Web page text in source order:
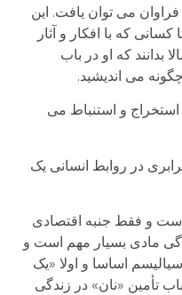
می توان یافت. این
که با افکار و آثار
بدانند که او در باب
می اندیشید.
و استنباط می
در روابط انسانی یک
است و فقط جنبه اقتصادی
مادی بسیار مهم است و
اساسا و اولا «یک
تأمین «نان» در زندگی